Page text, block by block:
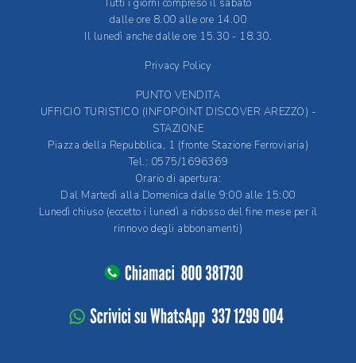
Tutti i giorni compreso il sabato
dalle ore 8.00 alle ore 14.00
Il lunedì anche dalle ore 15.30 - 18.30.
Privacy Policy
PUNTO VENDITA
UFFICIO TURISTICO (INFOPOINT DISCOVER AREZZO) -
STAZIONE
Piazza della Repubblica, 1 (fronte Stazione Ferroviaria)
Tel.: 0575/1696369
Orario di apertura:
Dal Martedì alla Domenica dalle 9:00 alle 15:00
Lunedì chiuso (eccetto i lunedì a ridosso del fine mese per il
rinnovo degli abbonamenti)